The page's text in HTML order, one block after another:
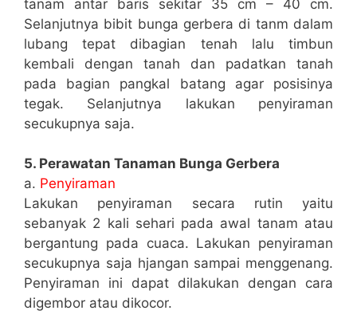
tanam antar baris sekitar 35 cm – 40 cm.
Selanjutnya bibit bunga gerbera di tanm dalam
lubang tepat dibagian tenah lalu timbun
kembali dengan tanah dan padatkan tanah
pada bagian pangkal batang agar posisinya
tegak. Selanjutnya lakukan penyiraman
secukupnya saja.
5. Perawatan Tanaman Bunga Gerbera
a. Penyiraman
Lakukan penyiraman secara rutin yaitu
sebanyak 2 kali sehari pada awal tanam atau
bergantung pada cuaca. Lakukan penyiraman
secukupnya saja hjangan sampai menggenang.
Penyiraman ini dapat dilakukan dengan cara
digembor atau dikocor.